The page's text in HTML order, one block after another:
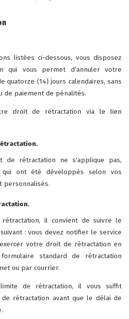
listées ci-dessous, vous disposez
qui vous permet d’annuler votre
quatorze (14) jours calendaires, sans
de paiement de pénalités.
droit de rétractation viale lien
de rétractation ne s'applique pas,
qui ont été développés selon vos
personnalisés.
il convient de suivre le
: vous devez notifier le service
votre droit de rétractation en
standard de rétractation
ou par courrier.
de rétractation, il vous suffit
rétractation avant que le délai de